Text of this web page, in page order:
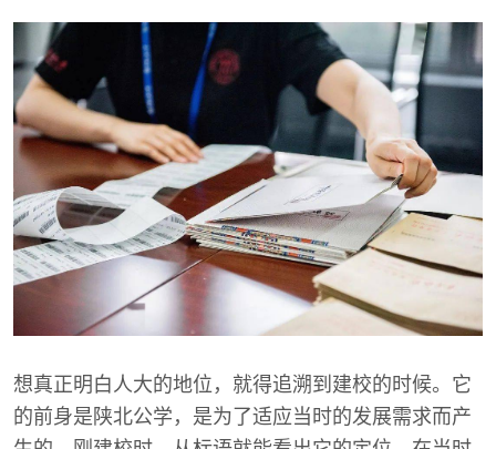
想真正明白人大的地位，就得追溯到建校的时候。它
的前身是陕北公学，是为了适应当时的发展需求而产